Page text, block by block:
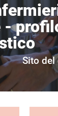
-
Sito del